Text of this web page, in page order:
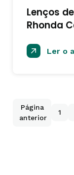
Lenços
Rhonda
Ler o
Página
anterior
1